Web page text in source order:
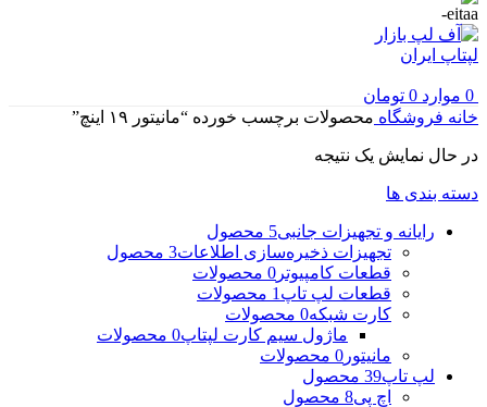
0 موارد 0 تومان
خانه فروشگاه محصولات برچسب خورده “مانیتور ۱۹ اینچ”
در حال نمایش یک نتیجه
دسته بندی ها
رایانه و تجهیزات جانبی5 محصول
تجهیزات ذخیره‌سازی اطلاعات3 محصول
قطعات کامپیوتر 0 محصولات
قطعات لپ تاپ 1 محصولات
کارت شبکه0 محصولات
ماژول سیم کارت لپتاپ0 محصولات
مانیتور 0 محصولات
لپ تاپ39 محصول
اچ پی8 محصول